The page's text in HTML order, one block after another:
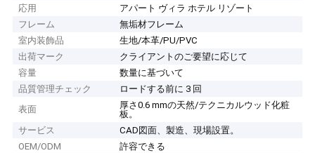
応用
アパート ヴィラ ホテル リゾート
フレーム
無垢材フレーム
室内装飾品
生地/本革/PU/PVC
出荷マーク
クライアントのご要望に応じて
容量
数量に基づいて
品質管理チェック
ロードする前に 3 回
表面
厚さ0.6 mmの天然/テクニカルウッド化粧
板。
サービス
CAD図面、製造、現場設置。
OEM/ODM
許容できる